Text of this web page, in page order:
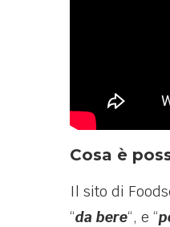
Cosa è
Il sito di
“da bere“, e “